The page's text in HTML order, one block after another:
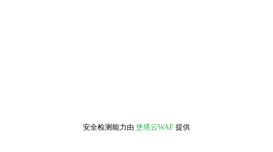
安全检测能力由 堡塔云WAF 提供